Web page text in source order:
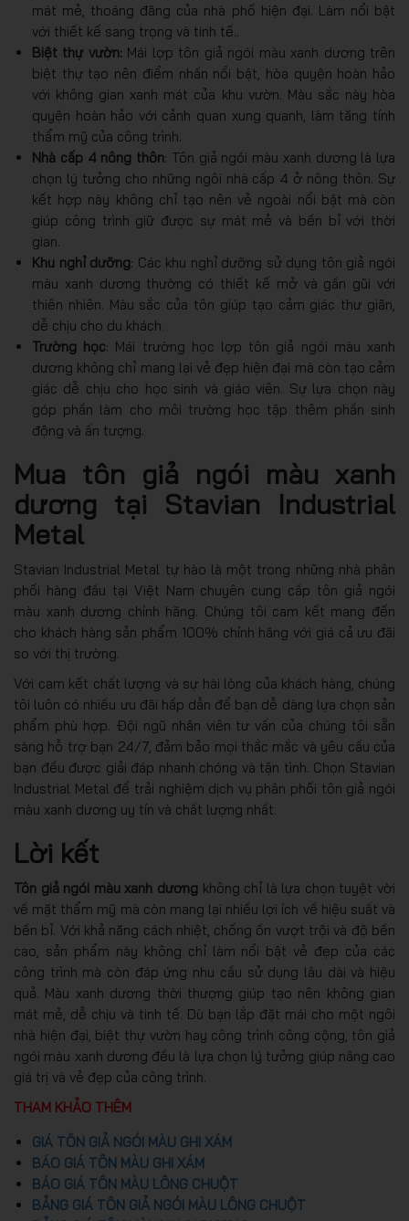
mát mẻ, thoáng đãng của nhà phố hiện đại. Làm nổi bật
với thiết kế sang trọng và tinh tế..
Biệt thự vườn: Mái lợp tôn giả ngói màu xanh dương trên
biệt thự tạo nên điểm nhấn nổi bật, hòa quyện hoàn hảo
với không gian xanh mát của khu vườn. Màu sắc này hòa
quyện hoàn hảo với cảnh quan xung quanh, làm tăng tính
thẩm mỹ của công trình.
Nhà cấp 4 nông thôn: Tôn giả ngói màu xanh dương là lựa
chọn lý tưởng cho những ngôi nhà cấp 4 ở nông thôn. Sự
kết hợp này không chỉ tạo nên vẻ ngoài nổi bật mà còn
giúp công trình giữ được sự mát mẻ và bền bỉ với thời
gian.
Khu nghỉ dưỡng: Các khu nghỉ dưỡng sử dụng tôn giả ngói
màu xanh dương thường có thiết kế mở và gần gũi với
thiên nhiên. Màu sắc của tôn giúp tạo cảm giác thư giãn,
dễ chịu cho du khách.
Trường học: Mái trường học lợp tôn giả ngói màu xanh
dương không chỉ mang lại vẻ đẹp hiện đại mà còn tạo cảm
giác dễ chịu cho học sinh và giáo viên. Sự lựa chọn này
góp phần làm cho môi trường học tập thêm phần sinh
động và ấn tượng.
Mua tôn giả ngói màu xanh
dương tại Stavian Industrial
Metal
Stavian Industrial Metal tự hào là một trong những nhà phân
phối hàng đầu tại Việt Nam chuyên cung cấp tôn giả ngói
màu xanh dương chính hãng. Chúng tôi cam kết mang đến
cho khách hàng sản phẩm 100% chính hãng với giá cả ưu đãi
so với thị trường.
Với cam kết chất lượng và sự hài lòng của khách hàng, chúng
tôi luôn có nhiều ưu đãi hấp dẫn để bạn dễ dàng lựa chọn sản
phẩm phù hợp. Đội ngũ nhân viên tư vấn của chúng tôi sẵn
sàng hỗ trợ bạn 24/7, đảm bảo mọi thắc mắc và yêu cầu của
bạn đều được giải đáp nhanh chóng và tận tình. Chọn Stavian
Industrial Metal để trải nghiệm dịch vụ phân phối tôn giả ngói
màu xanh dương uy tín và chất lượng nhất.
Lời kết
Tôn giả ngói màu xanh dươngkhông chỉ là lựa chọn tuyệt vời
về mặt thẩm mỹ mà còn mang lại nhiều lợi ích về hiệu suất và
bền bỉ. Với khả năng cách nhiệt, chống ồn vượt trội và độ bền
cao, sản phẩm này không chỉ làm nổi bật vẻ đẹp của các
công trình mà còn đáp ứng nhu cầu sử dụng lâu dài và hiệu
quả. Màu xanh dương thời thượng giúp tạo nên không gian
mát mẻ, dễ chịu và tinh tế. Dù bạn lắp đặt mái cho một ngôi
nhà hiện đại, biệt thự vườn hay công trình công cộng, tôn giả
ngói màu xanh dương đều là lựa chọn lý tưởng giúp nâng cao
giá trị và vẻ đẹp của công trình.
THAM KHẢO THÊM
GIÁ TÔN GIẢ NGÓI MÀU GHI XÁM
BÁO GIÁ TÔN MÀU GHI XÁM
BÁO GIÁ TÔN MÀU LÔNG CHUỘT
BẢNG GIÁ TÔN GIẢ NGÓI MÀU LÔNG CHUỘT